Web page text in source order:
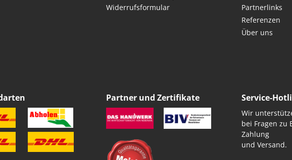
Widerrufsformular
Partnerlinks
Referenzen
Über uns
Partner und Zertifikate Service-
Wir
bei Fragen zu
Zahlung
und Versand.